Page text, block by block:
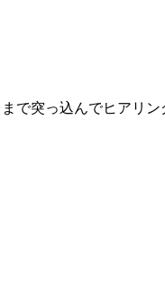
で突っ込んでヒアリ